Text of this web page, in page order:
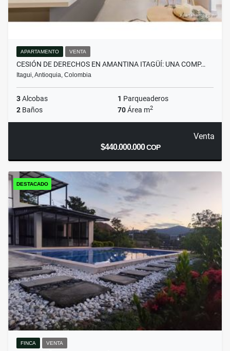
APARTAMENTO VENTA
CESIÓN DE DERECHOS EN AMANTINA ITAGÜÍ: UNA COMP…
Itagui, Antioquia, Colombia
3Alcobas 1 Parqueaderos
2 Baños 70Área m2
Venta
$440.000.000COP
DESTACADO
FINCA VENTA